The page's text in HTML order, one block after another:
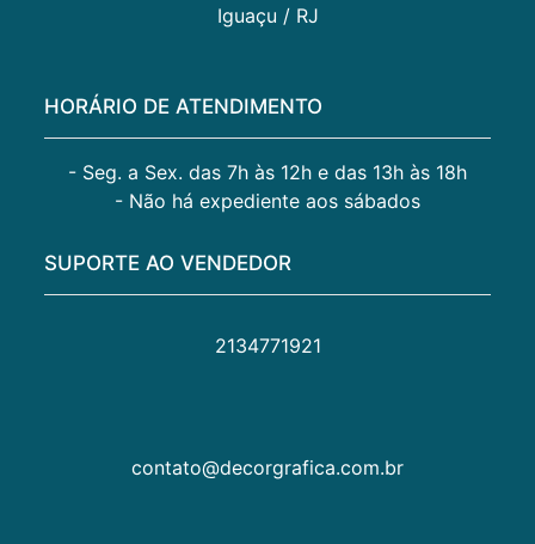
Iguaçu / RJ
HORÁRIO DE ATENDIMENTO
- Seg. a Sex. das 7h às 12h e das 13h às 18h
- Não há expediente aos sábados
SUPORTE AO VENDEDOR
2134771921
contato@decorgrafica.com.br